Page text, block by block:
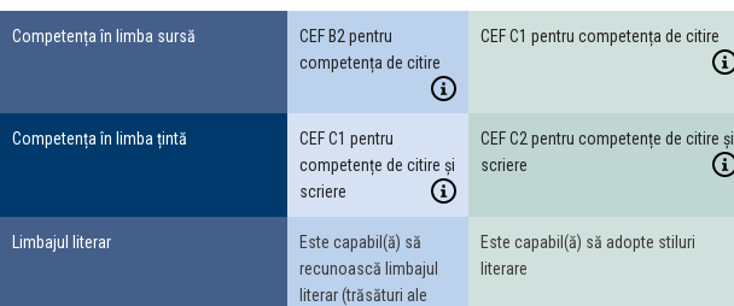
Competența în limba sursă
CEF B2 pentru
competența de citire
CEF C1 pentru competența de citire
Competența în limba țintă
CEF C1 pentru
competențe de citire și
scriere
CEF C2 pentru competențe de citire și
scriere
Limbajul literar
Este capabil(ă) să
recunoască limbajul
literar (trăsături ale
Este capabil(ă) să adopte stiluri
literare